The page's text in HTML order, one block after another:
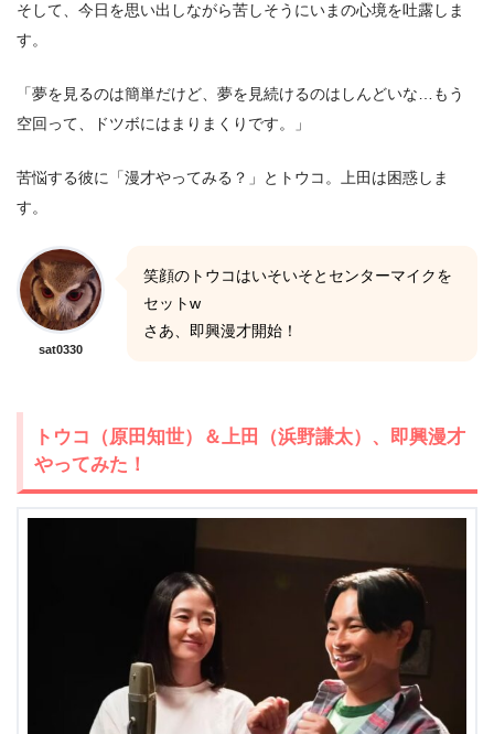
そして、今日を思い出しながら苦しそうにいまの心境を吐露しま
す。
「夢を見るのは簡単だけど、夢を見続けるのはしんどいな…もう
空回って、ドツボにはまりまくりです。」
苦悩する彼に「漫才やってみる？」とトウコ。上田は困惑しま
す。
sat0330
笑顔のトウコはいそいそとセンターマイクを
セットw
さあ、即興漫才開始！
トウコ（原田知世）＆上田（浜野謙太）、即興漫才
やってみた！